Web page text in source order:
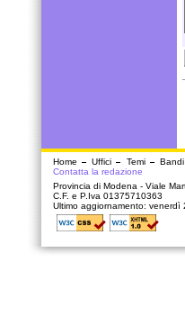
Home Uffici Temi
Contatta la redazione
Provincia di Modena - Viale
C.F. e P.Iva 01375710363
Ultimo aggiornamento: venerdì